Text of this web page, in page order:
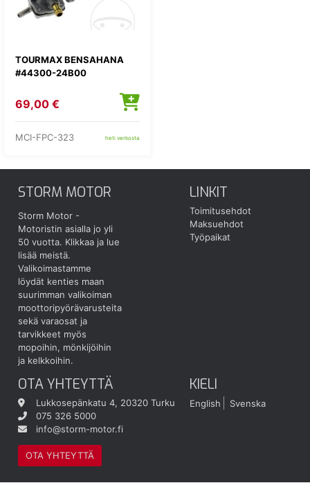
TOURMAX BENSAHANA
#44300-24B00
69,00 €
MCI-FPC-323 heti verkosta
STORM MOTOR
Storm Motor -
Motoristin asialla jo yli
50 vuotta. Klikkaa ja lue
lisää meistä.
Valikoimastamme
löydät kenties maan
suurimman valikoiman
moottoripyörävarusteita
sekä varaosat ja
tarvikkeet myös
mopoihin, mönkijöihin
ja kelkkoihin.
LINKIT
Toimitusehdot
Maksuehdot
Työpaikat
OTA YHTEYTTÄ
Lukkosepänkatu 4, 20320 Turku
075 326 5000
info@storm-motor.fi
OTA YHTEYTTÄ
KIELI
English Svenska